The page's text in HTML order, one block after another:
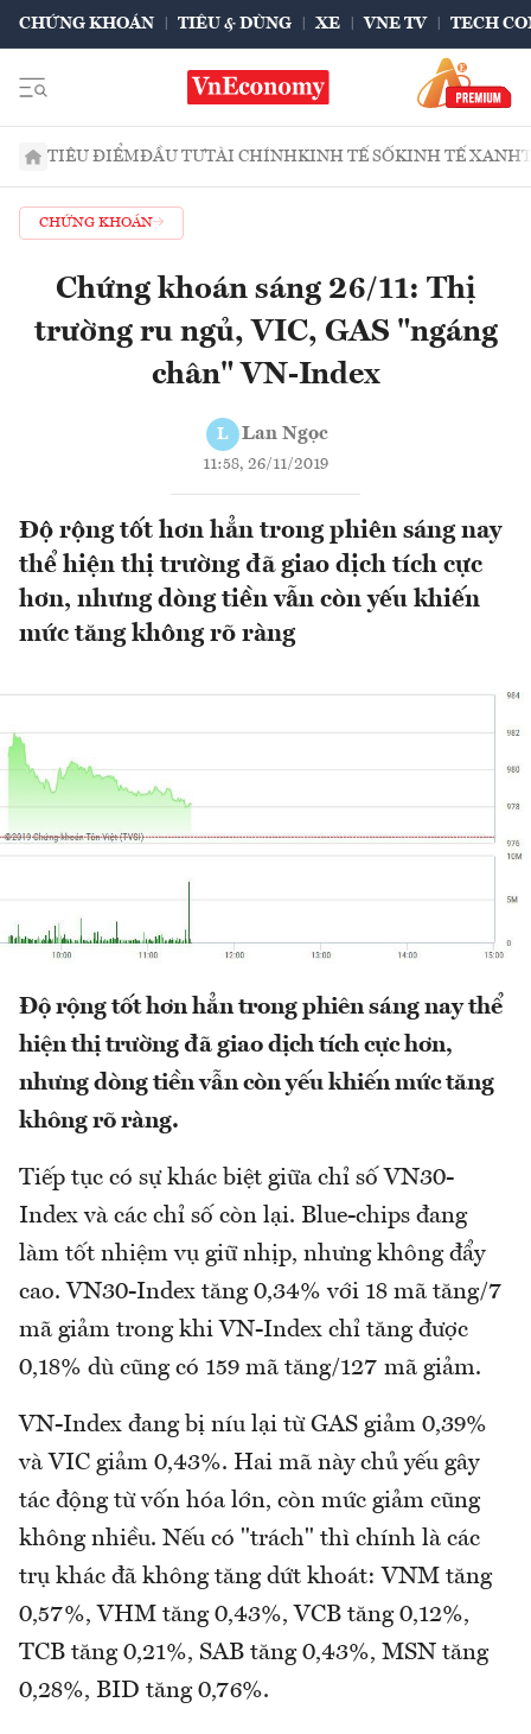
CHỨNG KHOÁN TIÊU & DÙNG XE VNE TV TECH
TIÊU ĐIỂMĐẦU TƯTÀI CHÍNHKINH TẾ SỐKINH TẾ XANH
CHỨNG KHOÁN
Chứng khoán sáng 26/11: Thị
trường ru ngủ, VIC, GAS "ngáng
chân" VN-Index
L Lan Ngọc
11:58, 26/11/2019
Độ rộng tốt hơn hẳn trong phiên sáng nay
thể hiện thị trường đã giao dịch tích cực
hơn, nhưng dòng tiền vẫn còn yếu khiến
mức tăng không rõ ràng
Độ rộng tốt hơn hẳn trong phiên sáng nay thể
hiện thị trường đã giao dịch tích cực hơn,
nhưng dòng tiền vẫn còn yếu khiến mức tăng
không rõ ràng.
Tiếp tục có sự khác biệt giữa chỉ số VN30-
Index và các chỉ số còn lại. Blue-chips đang
làm tốt nhiệm vụ giữ nhịp, nhưng không đẩy
cao. VN30-Index tăng 0,34% với 18 mã tăng/7
mã giảm trong khi VN-Index chỉ tăng được
0,18% dù cũng có 159 mã tăng/127 mã giảm.
VN-Index đang bị níu lại từ GAS giảm 0,39%
và VIC giảm 0,43%. Hai mã này chủ yếu gây
tác động từ vốn hóa lớn, còn mức giảm cũng
không nhiều. Nếu có "trách" thì chính là các
trụ khác đã không tăng dứt khoát: VNM tăng
0,57%, VHM tăng 0,43%, VCB tăng 0,12%,
TCB tăng 0,21%, SAB tăng 0,43%, MSN tăng
0,28%, BID tăng 0,76%.